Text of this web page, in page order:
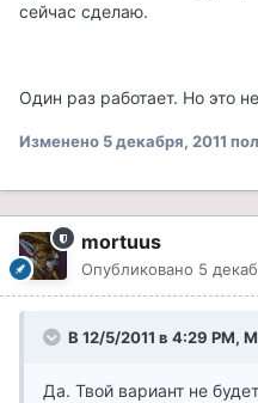
сейчас сделаю.
Один раз работает. Но это
Изменено 5 декабря, 2011
mortuus
Опубликовано 5
В 12/5/2011 в 4:29 PM,
Да. Твой вариант не